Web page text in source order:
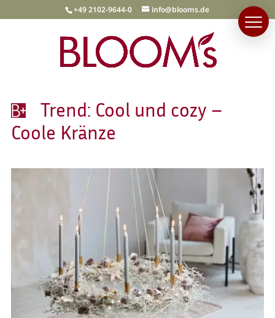
+49 2102-9644-0 info@blooms.de
Trend: Cool und cozy –
Coole Kränze